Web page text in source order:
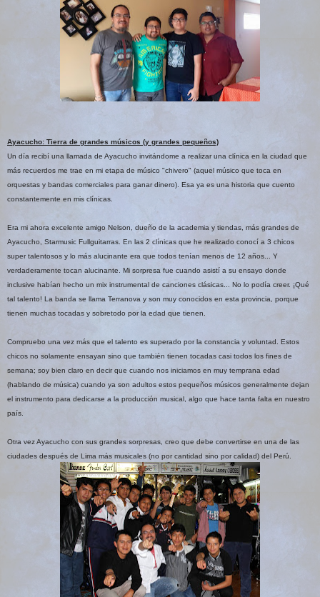
Ayacucho: Tierra de grandes músicos (y grandes pequeños)
Un día recibí una llamada de Ayacucho invitándome a realizar una clínica en la ciudad que
más recuerdos me trae en mi etapa de músico "chivero" (aquel músico que toca en
orquestas y bandas comerciales para ganar dinero). Esa ya es una historia que cuento
constantemente en mis clínicas.
Era mi ahora excelente amigo Nelson, dueño de la academia y tiendas, más grandes de
Ayacucho, Starmusic Fullguitarras. En las 2 clínicas que he realizado conocí a 3 chicos
super talentosos y lo más alucinante era que todos tenían menos de 12 años... Y
verdaderamente tocan alucinante. Mi sorpresa fue cuando asistí a su ensayo donde
inclusive habían hecho un mix instrumental de canciones clásicas... No lo podía creer. ¡Qué
tal talento! La banda se llama Terranova y son muy conocidos en esta provincia, porque
tienen muchas tocadas y sobretodo por la edad que tienen.
Compruebo una vez más que el talento es superado por la constancia y voluntad. Estos
chicos no solamente ensayan sino que también tienen tocadas casi todos los fines de
semana; soy bien claro en decir que cuando nos iniciamos en muy temprana edad
(hablando de música) cuando ya son adultos estos pequeños músicos generalmente dejan
el instrumento para dedicarse a la producción musical, algo que hace tanta falta en nuestro
país.
Otra vez Ayacucho con sus grandes sorpresas, creo que debe convertirse en una de las
ciudades después de Lima más musicales (no por cantidad sino por calidad) del Perú.